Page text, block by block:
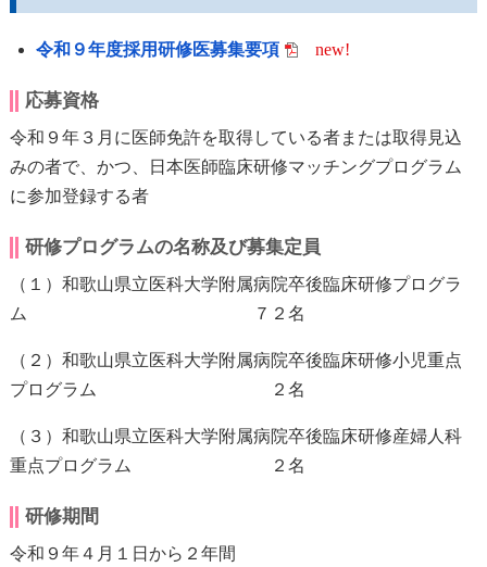
令和９年度採用研修医募集要項 new!
応募資格
令和９年３月に医師免許を取得している者または取得見込
みの者で、かつ、日本医師臨床研修マッチングプログラム
に参加登録する者
研修プログラムの名称及び募集定員
（１）和歌山県立医科大学附属病院卒後臨床研修プログラ
ム ７２名
（２）和歌山県立医科大学附属病院卒後臨床研修小児重点
プログラム ２名
（３）和歌山県立医科大学附属病院卒後臨床研修産婦人科
重点プログラム ２名
研修期間
令和９年４月１日から２年間